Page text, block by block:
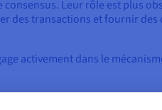
Leur rôle est plus
des transactions et fournir
activement dans le